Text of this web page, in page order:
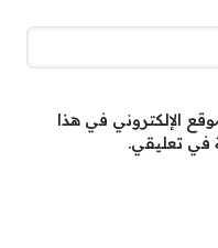
الإلكتروني في هذا
في تعليقي.